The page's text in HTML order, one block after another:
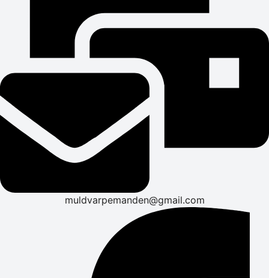
muldvarpemanden@gmail.com